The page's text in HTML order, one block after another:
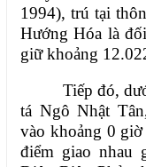
1994), trú tại
Hướng Hóa là
giữ khoảng
Tiếp đó,
tá Ngô Nhật
vào khoảng 0
điểm giao nhau